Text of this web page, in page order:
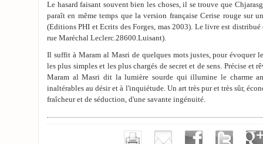
Le hasard faisant souvent bien les choses, il se trouve que
paraît en même temps que la version française Cerise rouge sur
(Editions PHI et Ecrits des Forges, mas 2003). Le livre est
rue Maréchal Leclerc.28600.Luisant).
Il suffit à Maram al Masri de quelques mots justes, pour évoquer
les plus simples et les plus chargés de secret et de sens. Précise et
Maram al Masri dit la lumière sourde qui illumine le charme
inaltérables au désir et à l'inquiétude. Un art très pur et très sûr,
fraîcheur et de séduction, d'une savante ingénuité.